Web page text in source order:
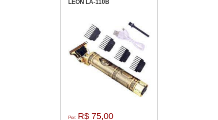
LEON LA-110B
Por: R$ 75,00